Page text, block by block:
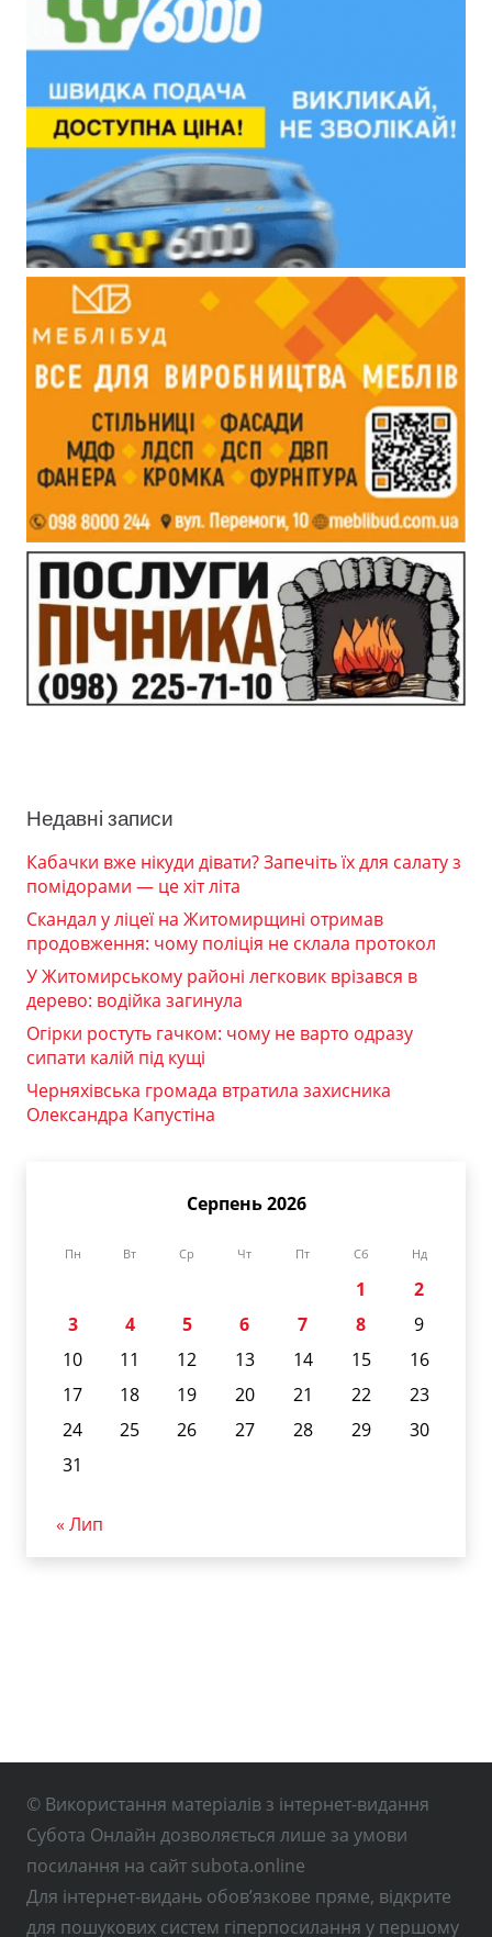
Недавні записи
Кабачки вже нікуди дівати? Запечіть їх для салату з
помідорами — це хіт літа
Скандал у ліцеї на Житомирщині отримав
продовження: чому поліція не склала протокол
У Житомирському районі легковик врізався в
дерево: водійка загинула
Огірки ростуть гачком: чому не варто одразу
сипати калій під кущі
Черняхівська громада втратила захисника
Олександра Капустіна
Серпень 2026
Пн Вт Ср Чт Пт Сб Нд
1
2
3
4 5 6 7 8
9
10
11 12 13 14 15
16
17
18 19 20 21 22
23
24
25 26 27 28 29
30
31
« Лип
© Використання матеріалів з інтернет-видання
Субота Онлайн дозволяється лише за умови
посилання на сайт subota.online
Для інтернет-видань обов’язкове пряме, відкрите
для пошукових систем гіперпосилання у першому